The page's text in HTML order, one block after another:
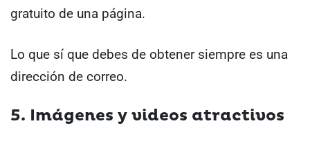
gratuito de una página.
Lo que sí que debes de obtener siempre es una
dirección de correo.
5. Imágenes y videos atractivos